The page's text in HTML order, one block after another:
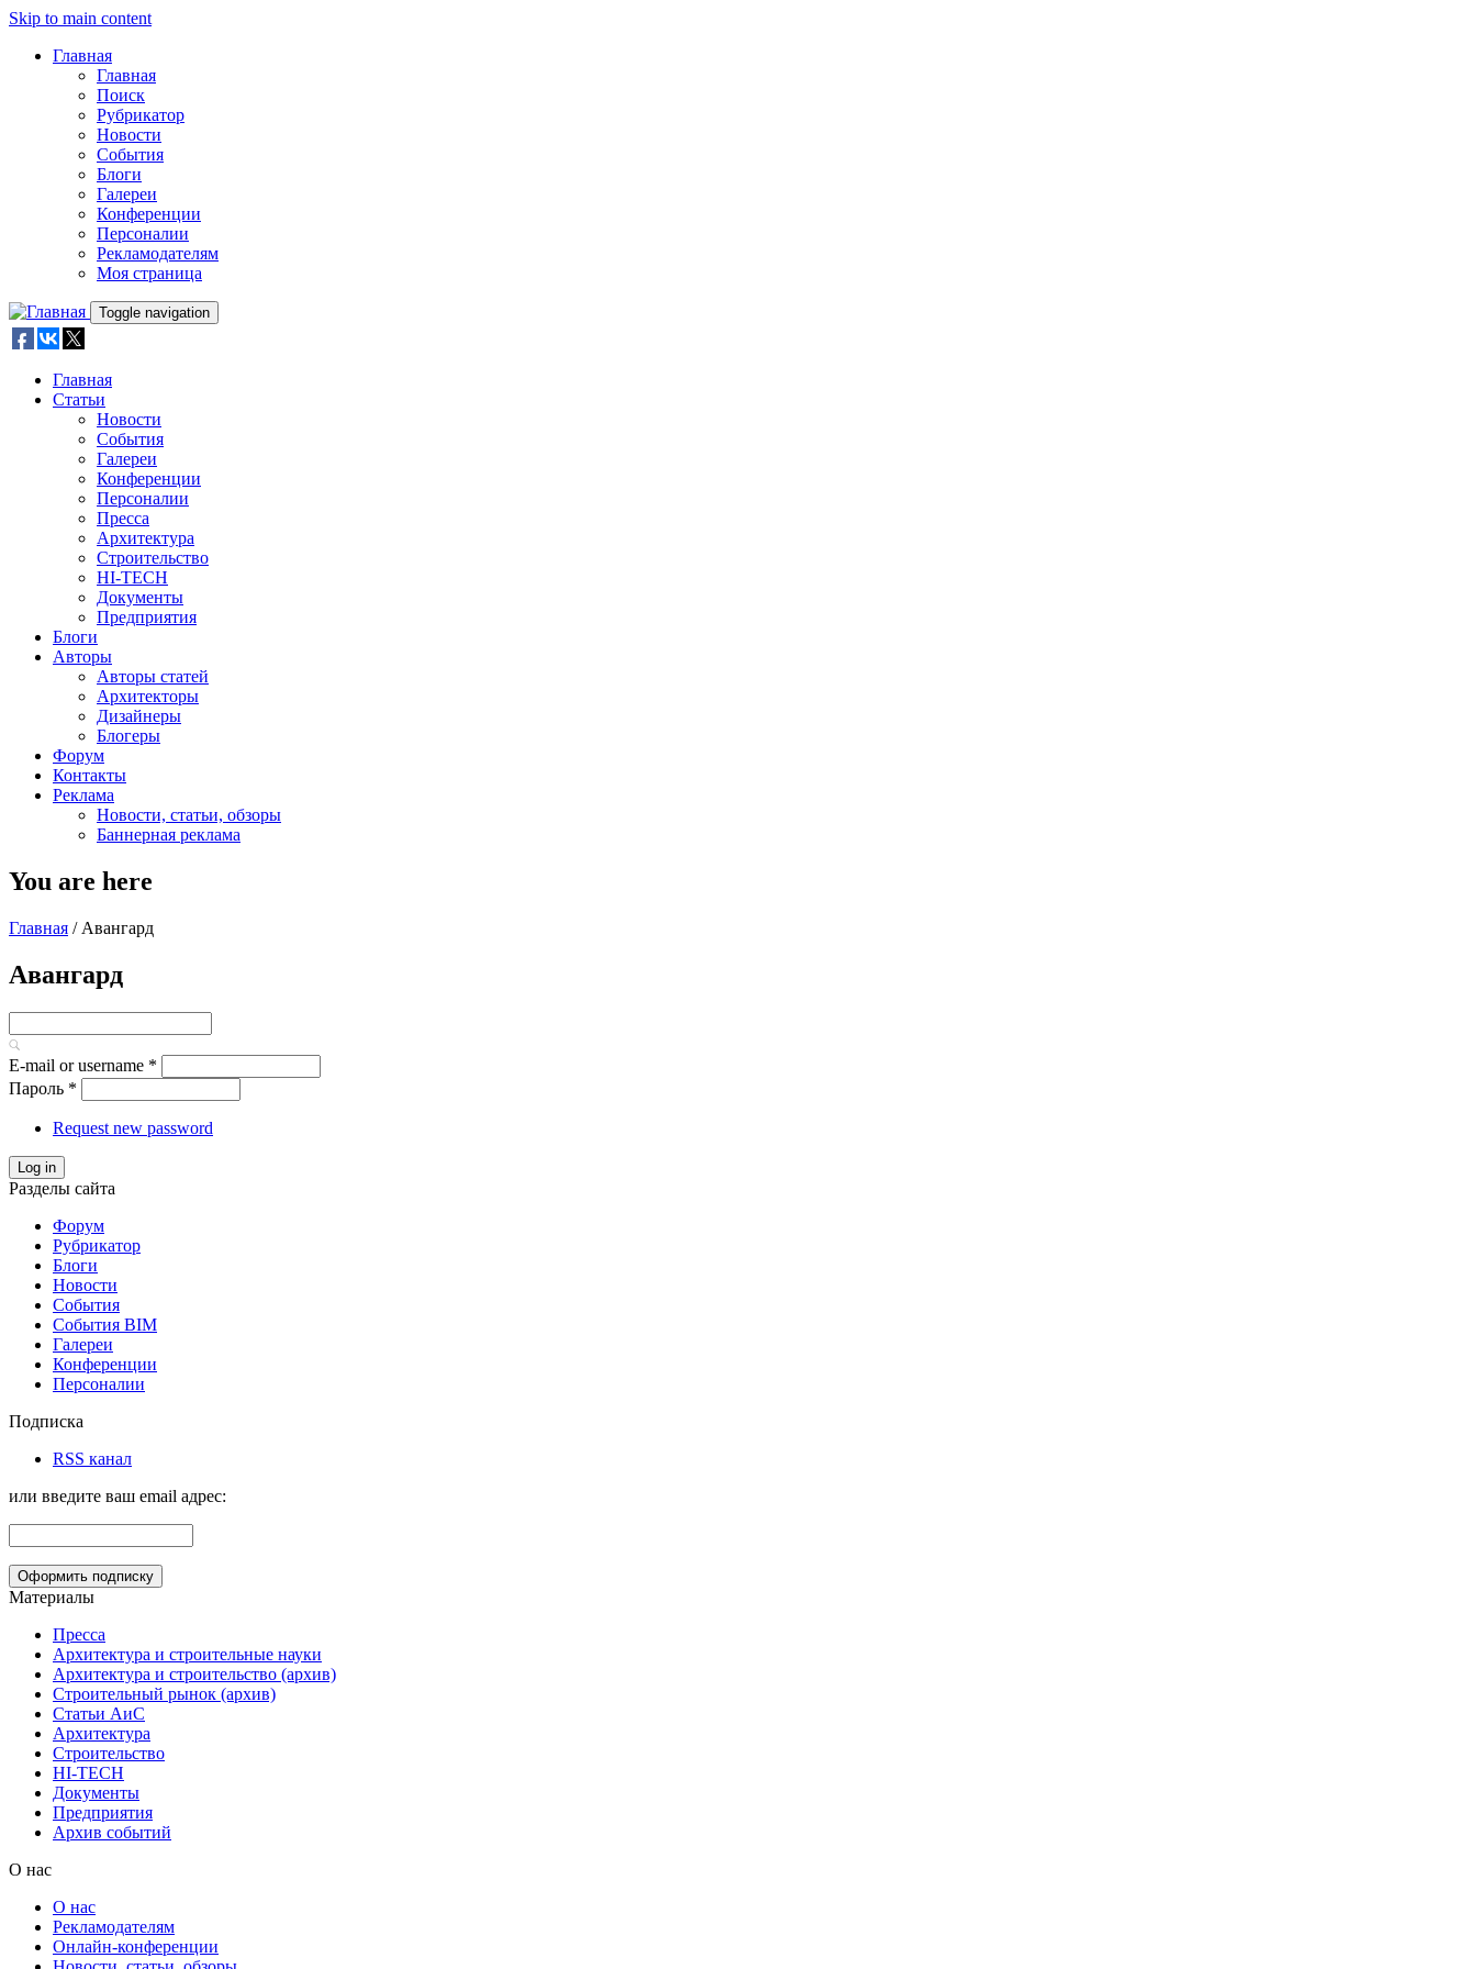
Skip to main content
Главная
Главная
Поиск
Рубрикатор
Новости
События
Блоги
Галереи
Конференции
Персоналии
Рекламодателям
Моя страница
Toggle navigation
Главная
Статьи
Новости
События
Галереи
Конференции
Персоналии
Пресса
Архитектура
Строительство
HI-TECH
Документы
Предприятия
Блоги
Авторы
Авторы статей
Архитекторы
Дизайнеры
Блогеры
Форум
Контакты
Реклама
Новости, статьи, обзоры
Баннерная реклама
You are here
Главная / Авангард
Авангард
E-mail or username *
Пароль *
Request new password
Log in
Разделы сайта
Форум
Рубрикатор
Блоги
Новости
События
События BIM
Галереи
Конференции
Персоналии
Подписка
RSS канал
или введите ваш email адрес:
Материалы
Пресса
Архитектура и строительные науки
Архитектура и строительство (архив)
Строительный рынок (архив)
Статьи АиС
Архитектура
Строительство
HI-TECH
Документы
Предприятия
Архив событий
О нас
О нас
Рекламодателям
Онлайн-конференции